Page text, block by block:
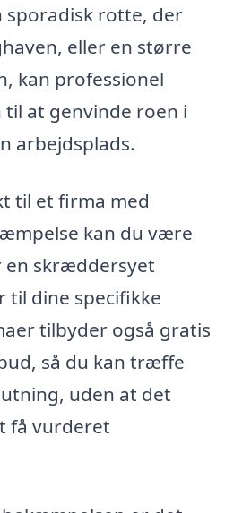
sporadisk rotte, der
eller en større
kan professionel
at genvinde roen i
arbejdsplads.
til et firma med
kan du være
en skræddersyet
til dine specifikke
tilbyder også gratis
så du kan træffe
uden at det
få vurderet